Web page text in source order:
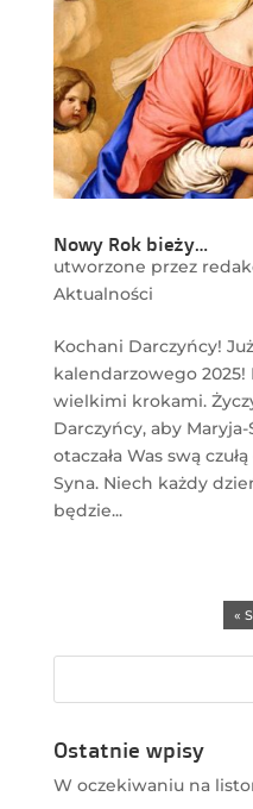
Nowy Rok bieży…
utworzone przez
Aktualności
Kochani Darczyńcy!
kalendarzowego 2025!
wielkimi krokami.
Darczyńcy, aby
otaczała Was swą
Syna. Niech każdy
będzie...
«
Ostatnie wpisy
W oczekiwaniu na